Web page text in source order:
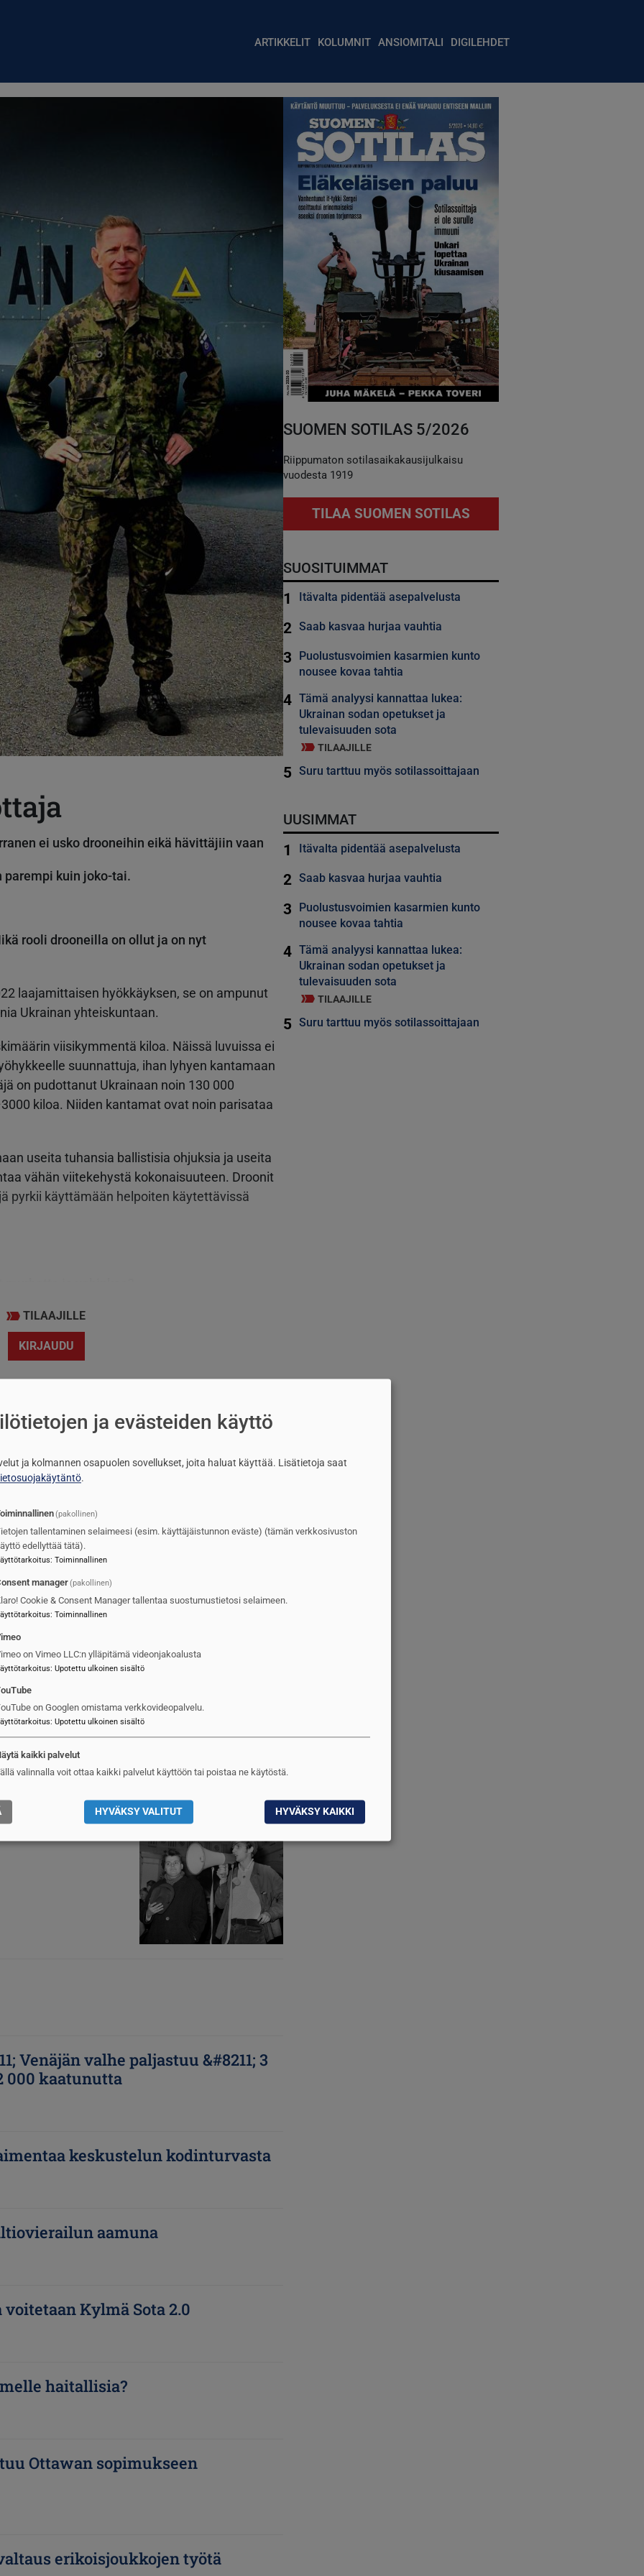
Main navigation
ARTIKKELIT KOLUMNIT ANSIOMITALI DIGILEHDET
ei usko drooneihin eikä hävittäjiin vaan
parempi kuin joko-tai.
rooli drooneilla on ollut ja on nyt
laajamittaisen hyökkäyksen, se on ampunut
Ukrainan yhteiskuntaan.
viisikymmentä kiloa. Näissä luvuissa ei
suunnattuja, ihan lyhyen kantamaan
on pudottanut Ukrainaan noin 130 000
kiloa. Niiden kantamat ovat noin parisataa
useita tuhansia ballistisia ohjuksia ja useita
vähän viitekehystä kokonaisuuteen. Droonit
pyrkii käyttämään helpoiten käytettävissä
TILAAJILLE
KIRJAUDU
saattaa olla tilastopoikkeama
Kuva
on Venäjän
Venäjän valhe paljastuu &#8211; 3
000 kaatunutta
keskustelun kodinturvasta
aamuna
Kylmä Sota 2.0
haitallisia?
Ottawan sopimukseen
erikoisjoukkojen työtä
SUOMEN SOTILAS 5/2026
Riippumaton sotilasaikakausijulkaisu
vuodesta 1919
TILAA SUOMEN SOTILAS
SUOSITUIMMAT
1 Itävalta pidentää asepalvelusta
2 Saab kasvaa hurjaa vauhtia
3
Puolustusvoimien kasarmien kunto
nousee kovaa tahtia
4 Tämä analyysi kannattaa lukea:
Ukrainan sodan opetukset ja
tulevaisuuden sota
TILAAJILLE
5 Suru tarttuu myös sotilassoittajaan
UUSIMMAT
1 Itävalta pidentää asepalvelusta
2 Saab kasvaa hurjaa vauhtia
3
Puolustusvoimien kasarmien kunto
nousee kovaa tahtia
4 Tämä analyysi kannattaa lukea:
Ukrainan sodan opetukset ja
tulevaisuuden sota
TILAAJILLE
5 Suru tarttuu myös sotilassoittajaan
ja evästeiden käyttö
ja kolmannen osapuolen sovellukset, joita haluat käyttää. Lisätietoja saat
.
(pakollinen)
tallentaminen selaimeesi (esim. käyttäjäistunnon eväste) (tämän verkkosivuston
edellyttää tätä).
: Toiminnallinen
manager(pakollinen)
Cookie & Consent Manager tallentaa suostumustietosi selaimeen.
: Toiminnallinen
on Vimeo LLC:n ylläpitämä videonjakoalusta
: Upotettu ulkoinen sisältö
on Googlen omistama verkkovideopalvelu.
: Upotettu ulkoinen sisältö
kaikki palvelut
valinnalla voit ottaa kaikki palvelut käyttöön tai poistaa ne käytöstä.
HYVÄKSY VALITUT HYVÄKSY KAIKKI